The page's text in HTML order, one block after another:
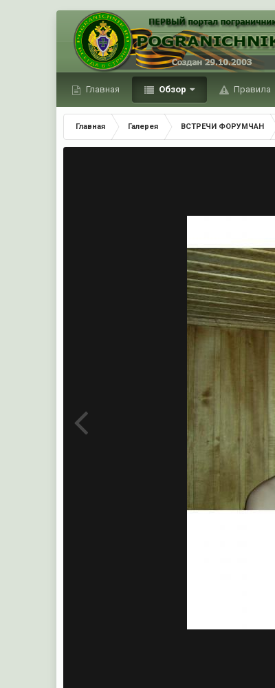
Главная Обзор Правила
Главная Галерея ВСТРЕЧИ ФОРУМЧАН